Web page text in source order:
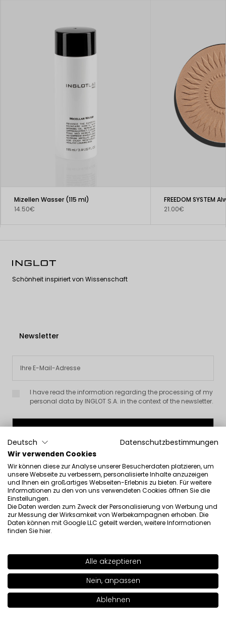
SHADE 92 >
In den Warenkorb legen | 49.00€
Mizellen Wasser (115 ml)
14.50€
21.00€
Schönheit inspiriert von Wissenschaft
Newsletter
I have read the information regarding the processing of my
personal data by INGLOT S.A. in the context of the newsletter.
Über uns 
Kundenservice
Informationen 
Kontakt
INGLOT S.A.
Deutsch
Datenschutzbestimmungen
Wir verwenden Cookies
Wir können diese zur Analyse unserer Besucherdaten platzieren, um
unsere Webseite zu verbessern, personalisierte Inhalte anzuzeigen
und Ihnen ein großartiges Webseiten-Erlebnis zu bieten. Für weitere
Informationen zu den von uns verwendeten Cookies öffnen Sie die
Einstellungen.
Die Daten werden zum Zweck der Personalisierung von Werbung und
zur Messung der Wirksamkeit von Werbekampagnen erhoben. Die
Daten können mit Google LLC geteilt werden, weitere Informationen
finden Siehier.
Alle akzeptieren
Nein, anpassen
Ablehnen